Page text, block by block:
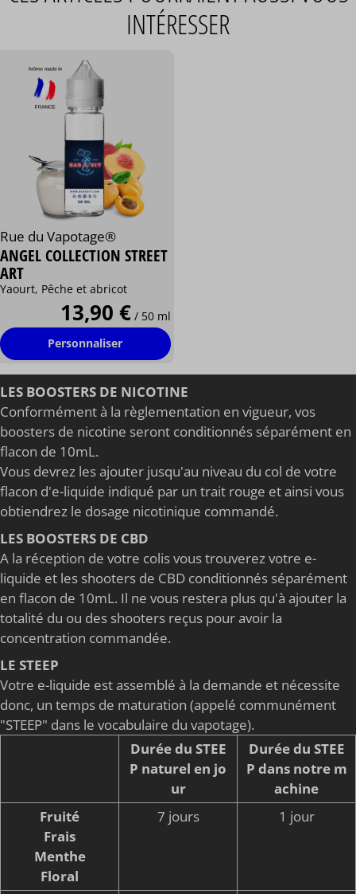
INTÉRESSER
Rue du Vapotage®
ANGEL COLLECTION STREET
ART
Yaourt, Pêche et abricot
13,90 € / 50 ml
Personnaliser
LES BOOSTERS DE NICOTINE
Conformément à la règlementation en vigueur, vos
boosters de nicotine seront conditionnés séparément en
flacon de 10mL.
Vous devrez les ajouter jusqu'au niveau du col de votre
flacon d'e-liquide indiqué par un trait rouge et ainsi vous
obtiendrez le dosage nicotinique commandé.
LES BOOSTERS DE CBD
A la réception de votre colis vous trouverez votre e-
liquide et les shooters de CBD conditionnés séparément
en flacon de 10mL. Il ne vous restera plus qu'à ajouter la
totalité du ou des shooters reçus pour avoir la
concentration commandée.
LE STEEP
Votre e-liquide est assemblé à la demande et nécessite
donc, un temps de maturation (appelé communément
"STEEP" dans le vocabulaire du vapotage).
Durée du STEE
P naturel en jo
ur
Durée du STEE
P dans notre m
achine
Fruité
Frais
Menthe
Floral
7 jours 1 jour